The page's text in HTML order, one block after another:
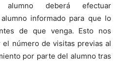
deberá efectuar
informado para que lo
de que venga. Esto nos
número de visitas previas al
por parte del alumno tras